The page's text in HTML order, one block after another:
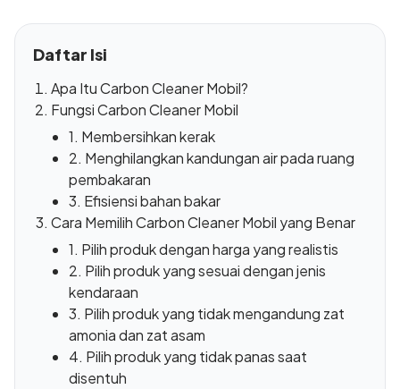
Daftar Isi
Apa Itu Carbon Cleaner Mobil?
Fungsi Carbon Cleaner Mobil
1. Membersihkan kerak
2. Menghilangkan kandungan air pada ruang
pembakaran
3. Efisiensi bahan bakar
Cara Memilih Carbon Cleaner Mobil yang Benar
1. Pilih produk dengan harga yang realistis
2. Pilih produk yang sesuai dengan jenis
kendaraan
3. Pilih produk yang tidak mengandung zat
amonia dan zat asam
4. Pilih produk yang tidak panas saat
disentuh